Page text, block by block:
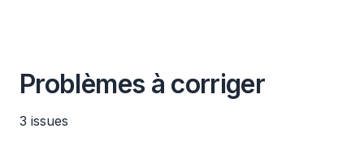
Problèmes à corriger
3 issues